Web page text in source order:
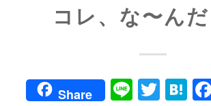
コレ、な〜ん
Share Line